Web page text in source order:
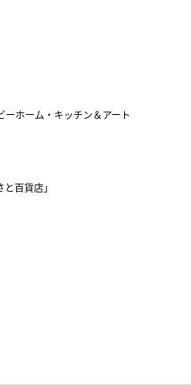
ーホーム・キッチン＆アート
百貨店」